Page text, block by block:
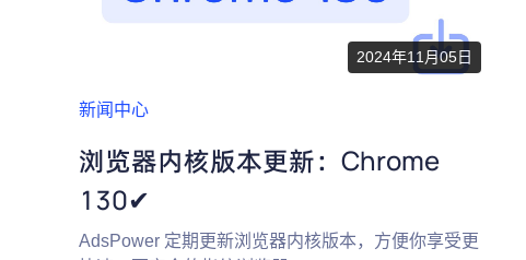
2024年11月05日
新闻中心
浏览器内核版本更新：Chrome
130✔
AdsPower 定期更新浏览器内核版本，方便你享受更